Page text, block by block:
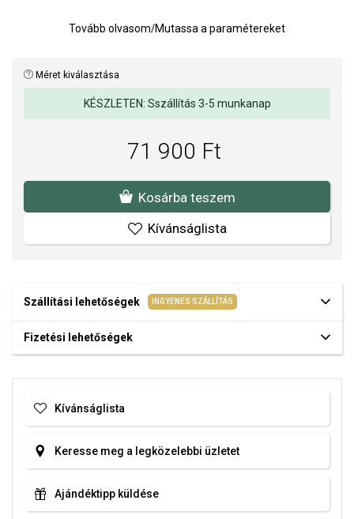
Tovább olvasom/Mutassa a paramétereket
Méret kiválasztása
KÉSZLETEN: Sszállítás 3-5 munkanap
71 900 Ft
Kosárba teszem
Kívánságlista
Szállítási lehetőségek INGYENES SZÁLLÍTÁS
Fizetési lehetőségek
Kívánságlista
Keresse meg a legközelebbi üzletet
Ajándéktipp küldése